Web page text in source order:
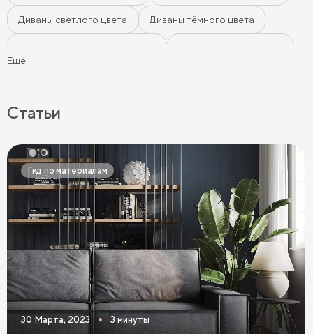
Диваны светлого цвета Диваны тёмного цвета
Фиолетовые диваны Оранжевые диваны
Желтые диваны Красные диваны
Диваны шириной 110 см Раскладные диваны
Диваны в скандинавском стиле Диваны в стиле лофт
Белые диваны Бежевые диваны Зеленые диваны
Голубые диваны Выдвижные диваны
Диваны Пантограф Диваны Аккордеон
Ещё
Статьи
Гид по материалам
30 Марта, 2023 3 минуты